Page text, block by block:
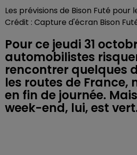
Les prévisions de Bison Futé pour
Crédit : Capture d'écran Bison
Pour ce jeudi 31
automobilistes
rencontrer quelques
les routes de France,
en fin de journée.
week-end, lui, est